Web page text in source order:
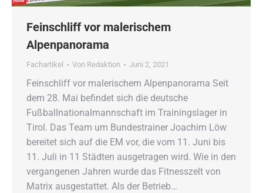
Feinschliff vor malerischem
Alpenpanorama
Fachartikel Von Redaktion Juni 2, 2021
Feinschliff vor malerischem Alpenpanorama Seit
dem 28. Mai befindet sich die deutsche
Fußballnationalmannschaft im Trainingslager in
Tirol. Das Team um Bundestrainer Joachim Löw
bereitet sich auf die EM vor, die vom 11. Juni bis
11. Juli in 11 Städten ausgetragen wird. Wie in den
vergangenen Jahren wurde das Fitnesszelt von
Matrix ausgestattet. Als der Betrieb…